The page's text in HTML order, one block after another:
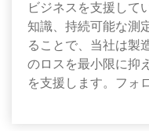
ビジネスを支援して
知識、持続可能な測
ることで、当社は製
のロスを最小限に抑
を支援します。フォ